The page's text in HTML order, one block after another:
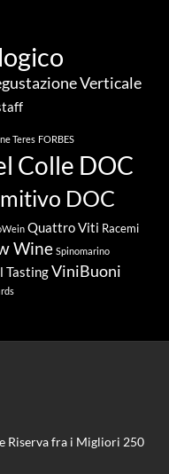
Verticale
Teres FORBES
Colle DOC
DOC
Quattro Viti Racemi
Wine Spinomarino
TastingViniBuoni
Riserva fra i Migliori 250